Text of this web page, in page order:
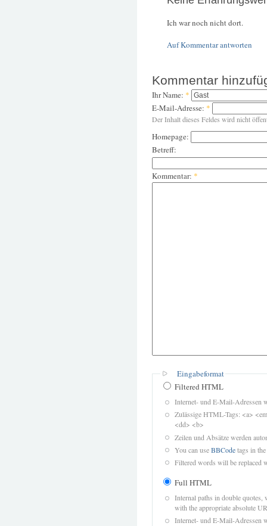
Ich war noch nicht dort.
Auf Kommentar antworten
Kommentar
Ihr Name: *
E-Mail-Adresse: *
Der Inhalt dieses Feldes wird nicht
Homepage:
Betreff:
Kommentar: *
Eingabeformat
Filtered HTML
Internet- und E-Mail-Adressen
Zulässige HTML-Tags: <a>
<dd> <b>
Zeilen und Absätze werden
You can useBBCodetags in
Filtered words will be replaced
Full HTML
Internal paths in double quotes,
with the appropriate absolute
Internet- und E-Mail-Adressen